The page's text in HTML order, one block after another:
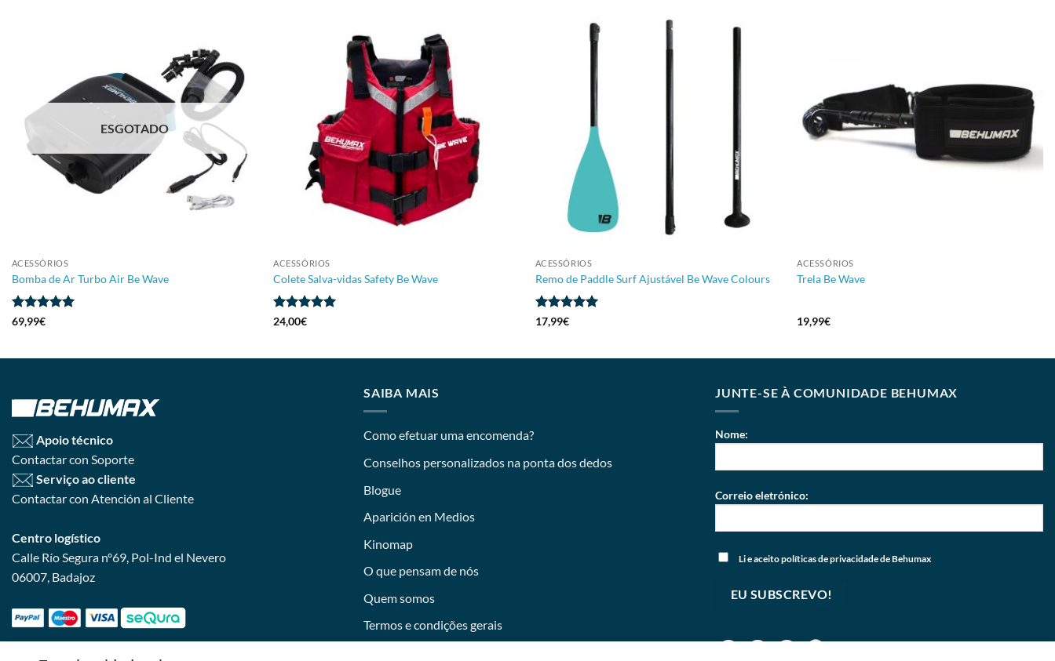
ESGOTADO
ACESSÓRIOS
Bomba de Ar Turbo Air Be Wave
Avaliação
69,99€
ACESSÓRIOS
Colete Salva-vidas Safety Be Wave
Avaliação
24,00€
ACESSÓRIOS
Remo de Paddle Surf Ajustável Be Wave Colours
Avaliação
17,99€
ACESSÓRIOS
Trela Be Wave
19,99€
Apoio técnico
Contactar con Soporte
Serviço ao cliente
Contactar con Atención al Cliente
Centro logístico
Calle Río Segura nº69, Pol-Ind el Nevero
06007, Badajoz
SAIBA MAIS
Como efetuar uma encomenda?
Conselhos personalizados na ponta dos dedos
Blogue
Aparición en Medios
Kinomap
O que pensam de nós
Quem somos
Termos e condições gerais
JUNTE-SE À COMUNIDADE BEHUMAX
Nome:
Correio eletrónico:
Li e aceitopolíticas de privacidadede Behumax